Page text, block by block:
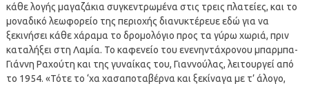
κάθε λογής μαγαζάκια συγκεντρωμένα στις τρεις πλατείες, και το
μοναδικό λεωφορείο της περιοχής διανυκτέρευε εδώ για να
ξεκινήσει κάθε χάραμα το δρομολόγιο προς τα γύρω χωριά, πριν
καταλήξει στη Λαμία. Το καφενείο του ενενηντάχρονου μπαρμπα-
Γιάννη Ραχούτη και της γυναίκας του, Γιαννούλας, λειτουργεί από
το 1954. «Τότε το ‘χα χασαποταβέρνα και ξεκίναγα με τ’ άλογο,